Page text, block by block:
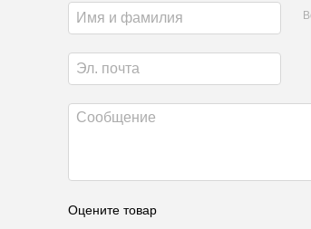
Оцените товар